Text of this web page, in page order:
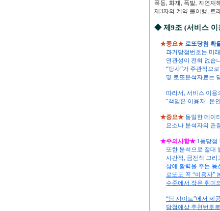
폭동, 화재, 폭발, 자연재
제3자의 계약 불이행, 트
◆ 제9조 (서비스 이
★중요★ 로또당첨 확
과거당첨번호는 미래
연관성이 전혀 없습니
“당사”가 주관적으로
및 로또분석자료는 당
따라서, 서비스 이용
"책임은 이용자" 본인
★중요★ 동일한 데이
요소나 분석자의 관점,
★주의사항★ 1등당첨
또한 분석으로 절대 불
시간적, 금전적 그리
삶에 활력을 주는 등
로또도 꼭 “이용자”
수준에서 작은 취미
“당 사이트”에서 제
당첨예상 추천번호